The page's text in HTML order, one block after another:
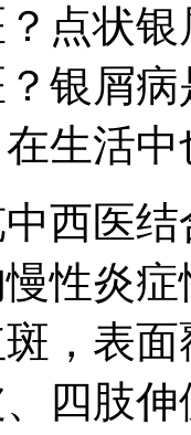
点状
银屑
生活
西医
性炎
，表
四肢